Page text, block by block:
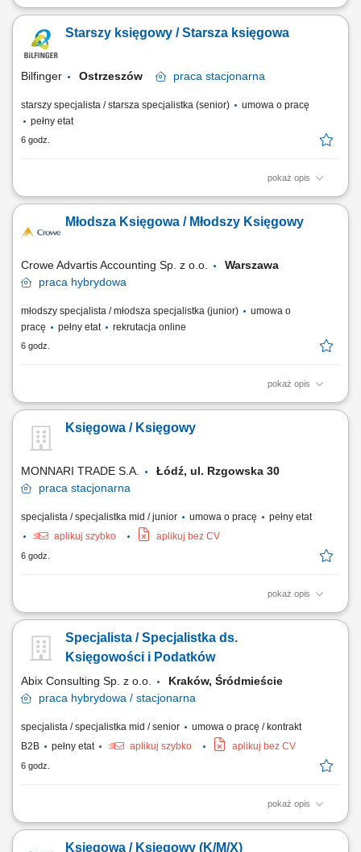
Opis stanowiska Prowadzenie ewidencji księgowej zgodnie z
raportowania grupowego. Przygotowywanie zestawień, analiz i
raportów finansowych na potrzeby struktur międzynarodowych. Udział w
Starszy księgowy / Starsza księgowa
Bilfinger Ostrzeszów praca stacjonarna
starszy specjalista / starsza specjalistka (senior)
umowa o pracę
pełny etat
6 godz.
pokaż opis
Opis stanowiska Prowadzenie ewidencji księgowej zgodnie z
raportowania grupowego. Przygotowywanie zestawień, analiz i
raportów finansowych na potrzeby struktur międzynarodowych. Udział w
Młodsza Księgowa / Młodszy Księgowy
Crowe Advartis Accounting Sp. z o.o.
Warszawa
praca hybrydowa
młodszy specjalista / młodsza specjalistka (junior)
umowa o
pracę
pełny etat rekrutacja online
6 godz.
pokaż opis
Opis stanowiska: Księgowanie i kontrola operacji księgowych (faktury
Miesięczna analiza kont bilansowych, Miesięczna weryfikacja stanu
rozrachunków, rozliczeń międzyokresowych oraz środków trwałych,
Księgowa / Księgowy
MONNARI TRADE S.A.
Łódź, ul. Rzgowska 30
praca stacjonarna
specjalista / specjalistka mid / junior umowa o pracę
pełny etat
aplikuj szybko
aplikuj bez CV
6 godz.
pokaż opis
Opis stanowiska: dekretowanie i księgowanie dokumentów zgodnie z
w zakresie poszczególnych kont księgowych, w tym w ramach procesu
zamknięcia miesiąca, księgowanie dokumentów zakupowych:
Specjalista / Specjalistka ds.
Księgowości i Podatków
Abix Consulting Sp. z o.o.
Kraków, Śródmieście
praca hybrydowa / stacjonarna
specjalista / specjalistka mid / senior
umowa o pracę / kontrakt
B2B
pełny etat aplikuj szybko aplikuj bez CV
6 godz.
pokaż opis
prowadzenie pełnej księgowości oraz podatkowych form ewidencji dla
Księgowa / Księgowy (K/M/X)